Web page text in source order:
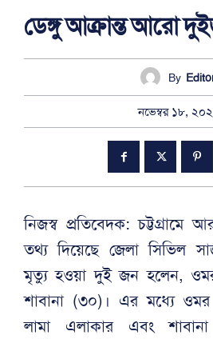
ডেঙ্গু আক্রান্ত আরো
By
নভেম্বর ১৮,
নিজস্ব প্রতিবেদক:
তথ্য দিয়েছে জেলা সিভিল
মৃত্যু হওয়া দুই জন হলেন,
শাবানা (৩০)। এর মধ্যে ওমর
লামা এলাকার এবং